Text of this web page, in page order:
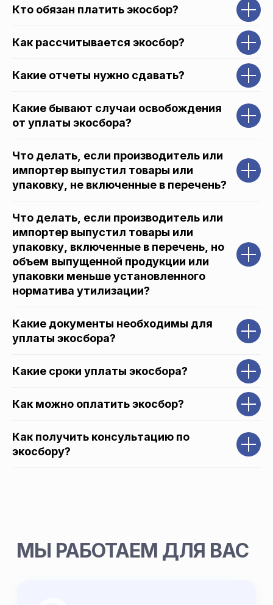
Кто обязан платить экосбор?
Как рассчитывается экосбор?
Какие отчеты нужно сдавать?
Какие бывают случаи освобождения
от уплаты экосбора?
Что делать, если производитель или
импортер выпустил товары или
упаковку, не включенные в перечень?
Что делать, если производитель или
импортер выпустил товары или
упаковку, включенные в перечень, но
объем выпущенной продукции или
упаковки меньше установленного
норматива утилизации?
Какие документы необходимы для
уплаты экосбора?
Какие сроки уплаты экосбора?
Как можно оплатить экосбор?
Как получить консультацию по
экосбору?
МЫ РАБОТАЕМ ДЛЯ ВАС